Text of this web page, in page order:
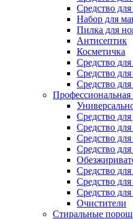
Средство
Набор для
Пилка для
Антисептик
Косметичка
Средство
Средство для
Средство
Средство
Средство для
Средство
Средство
Средство
Средство
Средство для
Очистители
Стиральные